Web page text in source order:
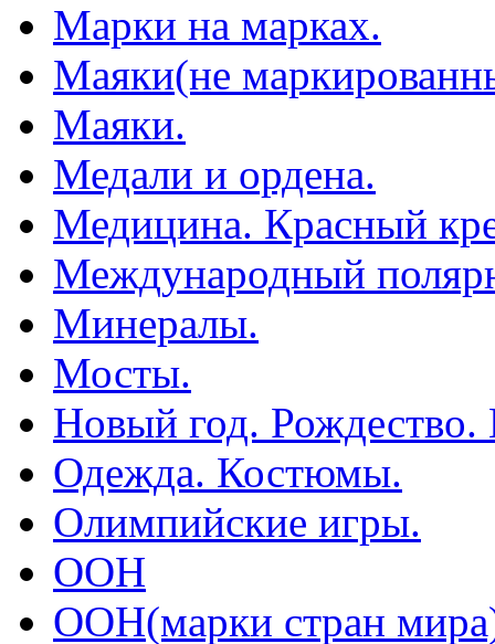
Марки на марках.
Маяки(не
Маяки.
Медали и ордена.
Медицина. Красный
Международный
Минералы.
Мосты.
Новый год. Рождество.
Одежда. Костюмы.
Олимпийские игры.
ООН
ООН(марки стран